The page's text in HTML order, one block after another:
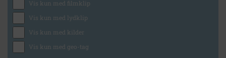
Vis kun med filmklip
Vis kun med lydklip
Vis kun med kilder
Vis kun med geo-tag